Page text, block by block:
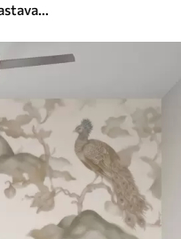
Smeđa politička karta svijeta sa zastavama na engleskom jeziku